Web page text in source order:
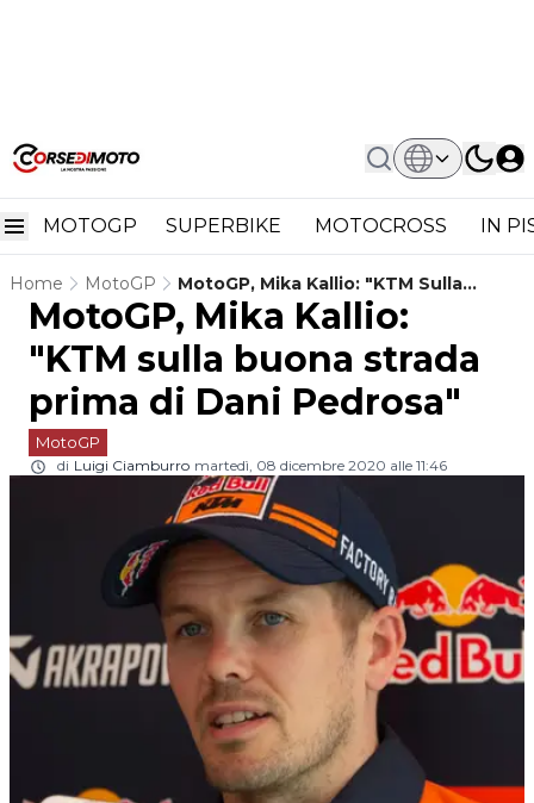
MOTOGP SUPERBIKE MOTOCROSS IN
Home MotoGP
MotoGP, Mika Kallio: "KTM Sulla
Buona Strada Prima Di Dani Pedrosa"
MotoGP, Mika Kallio:
"KTM sulla buona strada
prima di Dani Pedrosa"
MotoGP
di Luigi Ciamburro martedì, 08 dicembre 2020 alle 11:46